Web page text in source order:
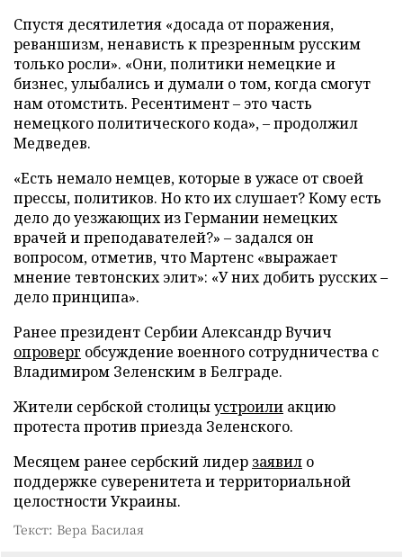
Спустя десятилетия «досада от поражения,
реваншизм, ненависть к презренным русским
только росли». «Они, политики немецкие и
бизнес, улыбались и думали о том, когда смогут
нам отомстить. Ресентимент – это часть
немецкого политического кода», – продолжил
Медведев.
«Есть немало немцев, которые в ужасе от своей
прессы, политиков. Но кто их слушает? Кому есть
дело до уезжающих из Германии немецких
врачей и преподавателей?» – задался он
вопросом, отметив, что Мартенс «выражает
мнение тевтонских элит»: «У них добить русских –
дело принципа».
Ранее президент Сербии Александр Вучич
опроверг обсуждение военного сотрудничества с
Владимиром Зеленским в Белграде.
Жители сербской столицыустроили акцию
протеста против приезда Зеленского.
Месяцем ранее сербский лидер заявил о
поддержке суверенитета и территориальной
целостности Украины.
Текст: Вера Басилая